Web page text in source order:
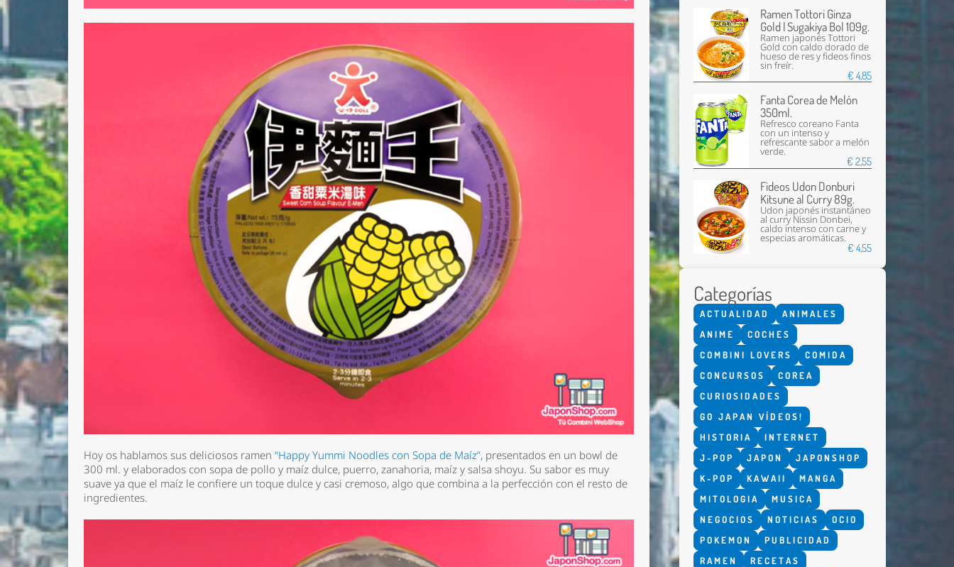
Hoy os hablamos sus deliciosos ramen“Happy Yummi Noodles con Sopa de Maíz”, presentados en un bowl de
300 ml. y elaborados con sopa de pollo y maíz dulce, puerro, zanahoria, maíz y salsa shoyu. Su sabor es muy
suave ya que el maíz le confiere un toque dulce y casi cremoso, algo que combina a la perfección con el resto de
ingredientes.
Ramen Tottori Ginza
Gold | Sugakiya Bol 109g.
Ramen japonés Tottori
Gold con caldo dorado de
hueso de res y fideos finos
sin freír.
€ 4,85
Fanta Corea de Melón
350ml.
Refresco coreano Fanta
con un intenso y
refrescante sabor a melón
verde.
€ 2,55
Fideos Udon Donburi
Kitsune al Curry 89g.
Udon japonés instantáneo
al curry Nissin Donbei,
caldo intenso con carne y
especias aromáticas.
€ 4,55
Categorías
ACTUALIDAD
ANIMALES
ANIME
COCHES
COMBINI LOVERS
COMIDA
CONCURSOS
COREA
CURIOSIDADES
GO JAPAN VÍDEOS!
HISTORIA
INTERNET
J-POP
JAPON
JAPONSHOP
K-POP
KAWAII
MANGA
MITOLOGIA
MUSICA
NEGOCIOS
NOTICIAS
OCIO
POKEMON
PUBLICIDAD
RAMEN
RECETAS
Nombre *
Email *
Comentario *
Enviar